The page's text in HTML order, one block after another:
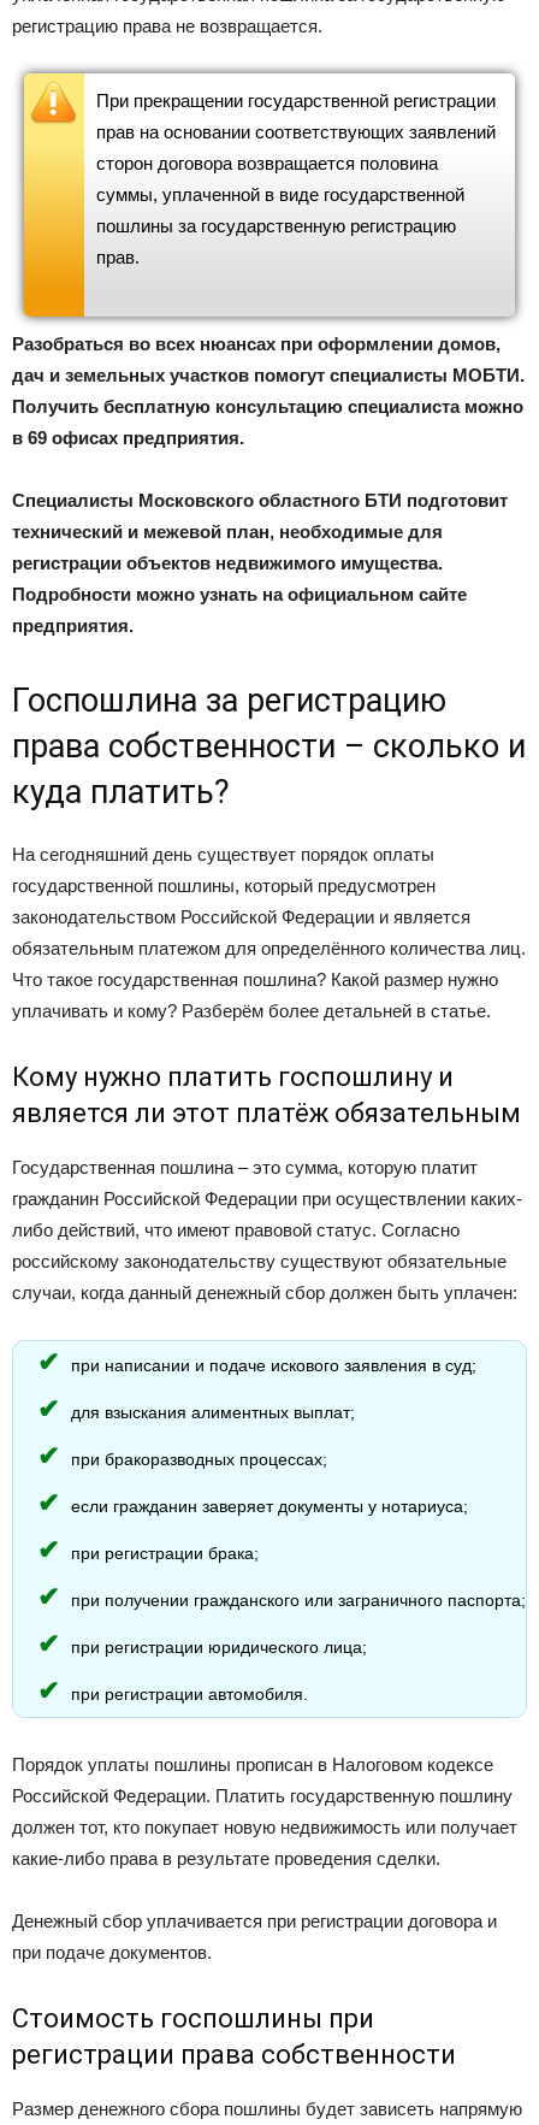
регистрацию права не возвращается.
При прекращении государственной регистрации
прав на основании соответствующих заявлений
сторон договора возвращается половина
суммы, уплаченной в виде государственной
пошлины за государственную регистрацию
прав.
Разобраться во всех нюансах при оформлении домов,
дач и земельных участков помогут специалисты МОБТИ.
Получить бесплатную консультацию специалиста можно
в 69 офисах предприятия.
Специалисты Московского областного БТИ подготовит
технический и межевой план, необходимые для
регистрации объектов недвижимого имущества.
Подробности можно узнать на официальном сайте
предприятия.
Госпошлина за регистрацию
права собственности – сколько и
куда платить?
На сегодняшний день существует порядок оплаты
государственной пошлины, который предусмотрен
законодательством Российской Федерации и является
обязательным платежом для определённого количества лиц.
Что такое государственная пошлина? Какой размер нужно
уплачивать и кому? Разберём более детальней в статье.
Кому нужно платить госпошлину и
является ли этот платёж обязательным
Государственная пошлина – это сумма, которую платит
гражданин Российской Федерации при осуществлении каких-
либо действий, что имеют правовой статус. Согласно
российскому законодательству существуют обязательные
случаи, когда данный денежный сбор должен быть уплачен:
при написании и подаче искового заявления в суд;
для взыскания алиментных выплат;
при бракоразводных процессах;
если гражданин заверяет документы у нотариуса;
при регистрации брака;
при получении гражданского или заграничного паспорта;
при регистрации юридического лица;
при регистрации автомобиля.
Порядок уплаты пошлины прописан в Налоговом кодексе
Российской Федерации. Платить государственную пошлину
должен тот, кто покупает новую недвижимость или получает
какие-либо права в результате проведения сделки.
Денежный сбор уплачивается при регистрации договора и
при подаче документов.
Стоимость госпошлины при
регистрации права собственности
Размер денежного сбора пошлины будет зависеть напрямую